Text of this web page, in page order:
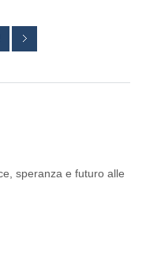
speranza e futuro alle